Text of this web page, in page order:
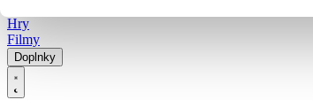
Hry
Filmy
Doplnky